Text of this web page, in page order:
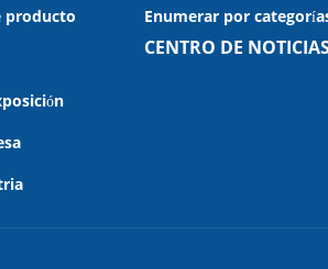
producto
Enumerar por
CENTRO DE